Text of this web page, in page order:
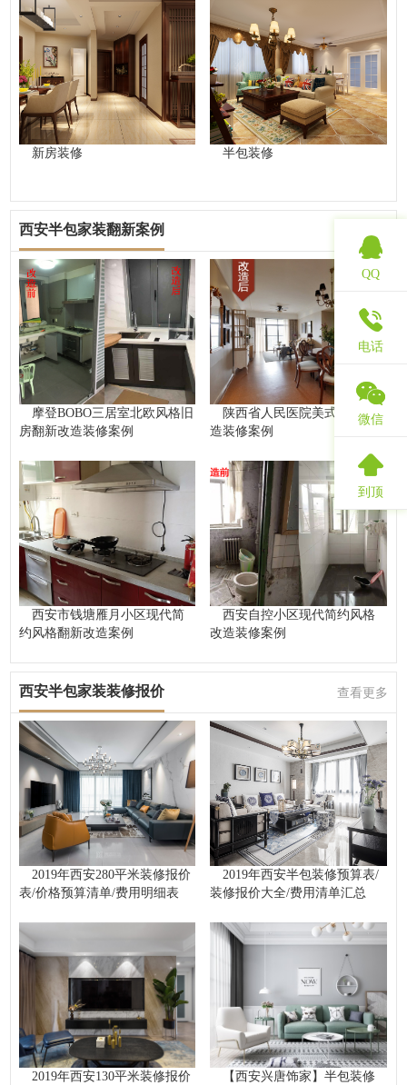
新房装修 半包装修
西安半包家装翻新案例
摩登BOBO三居室北欧风格旧
房翻新改造装修案例
陕西省人民医院美式风格改
造装修案例
西安市钱塘雁月小区现代简
约风格翻新改造案例
西安自控小区现代简约风格
改造装修案例
西安半包家装装修报价 查看更多
2019年西安280平米装修报价
表/价格预算清单/费用明细表
2019年西安半包装修预算表/
装修报价大全/费用清单汇总
2019年西安130平米装修报价 【西安兴唐饰家】半包装修
QQ
电话
微信
到顶